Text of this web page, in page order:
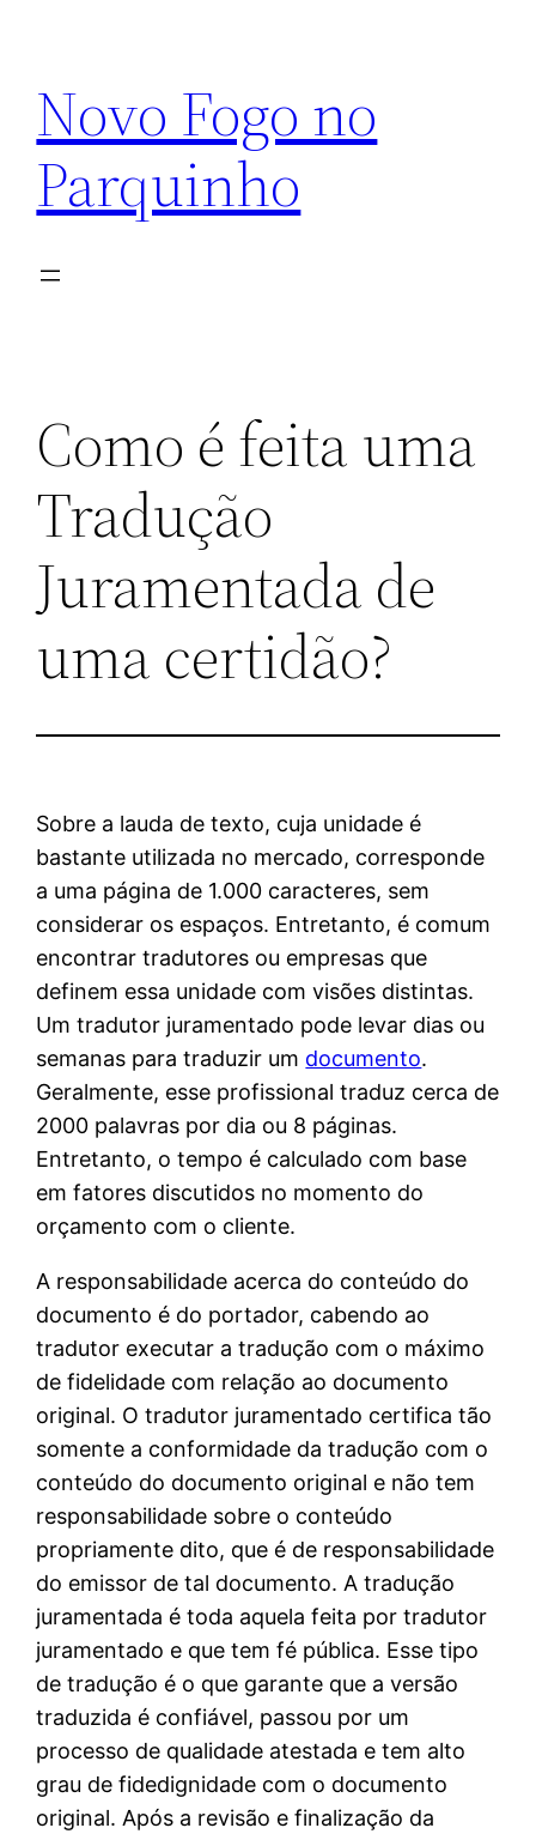
conteúdo
Novo Fogo no
Parquinho
Como é feita uma
Tradução
Juramentada de
uma certidão?
Sobre a lauda de texto, cuja unidade é
bastante utilizada no mercado, corresponde
a uma página de 1.000 caracteres, sem
considerar os espaços. Entretanto, é comum
encontrar tradutores ou empresas que
definem essa unidade com visões distintas.
Um tradutor juramentado pode levar dias ou
semanas para traduzir um documento.
Geralmente, esse profissional traduz cerca de
2000 palavras por dia ou 8 páginas.
Entretanto, o tempo é calculado com base
em fatores discutidos no momento do
orçamento com o cliente.
A responsabilidade acerca do conteúdo do
documento é do portador, cabendo ao
tradutor executar a tradução com o máximo
de fidelidade com relação ao documento
original. O tradutor juramentado certifica tão
somente a conformidade da tradução com o
conteúdo do documento original e não tem
responsabilidade sobre o conteúdo
propriamente dito, que é de responsabilidade
do emissor de tal documento. A tradução
juramentada é toda aquela feita por tradutor
juramentado e que tem fé pública. Esse tipo
de tradução é o que garante que a versão
traduzida é confiável, passou por um
processo de qualidade atestada e tem alto
grau de fidedignidade com o documento
original. Após a revisão e finalização da